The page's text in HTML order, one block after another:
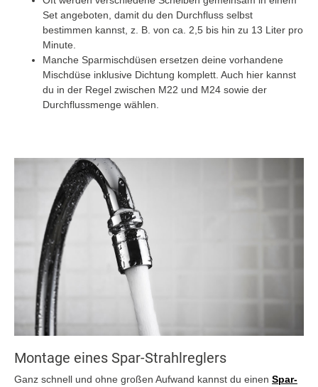
Set angeboten, damit du den Durchfluss selbst
bestimmen kannst, z. B. von ca. 2,5 bis hin zu 13 Liter pro
Minute.
Manche Sparmischdüsen ersetzen deine vorhandene
Mischdüse inklusive Dichtung komplett. Auch hier kannst
du in der Regel zwischen M22 und M24 sowie der
Durchflussmenge wählen.
Montage eines Spar-Strahlreglers
Ganz schnell und ohne großen Aufwand kannst du einen Spar-